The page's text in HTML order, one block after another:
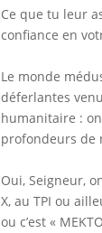
Ce que tu leur
confiance en
Le monde
déferlantes
humanitaire :
profondeurs de
Oui, Seigneur,
X, au TPI ou
ou c’est «